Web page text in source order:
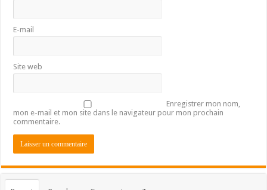
E-mail
Site web
Enregistrer mon nom,
mon e-mail et mon site dans le navigateur pour mon prochain
commentaire.